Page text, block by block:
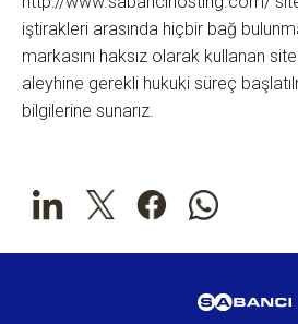
iştirakleri arasında hiçbir bağ
markasını haksız olarak kullanan
aleyhine gerekli hukuki süreç
bilgilerine sunarız.